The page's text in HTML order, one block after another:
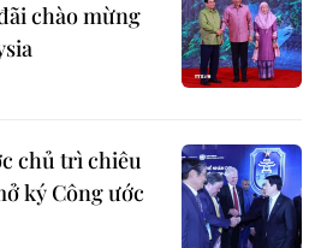
chào mừng
chủ trì chiêu
ký Công ước